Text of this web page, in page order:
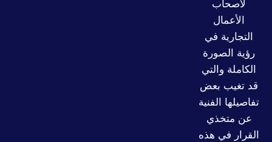
لأصحاب
الأعمال
التجارية في
رؤية الصورة
الكاملة والتي
قد تغيب بعض
تفاصيلها الفنية
عن متخذي
القرار في هذه